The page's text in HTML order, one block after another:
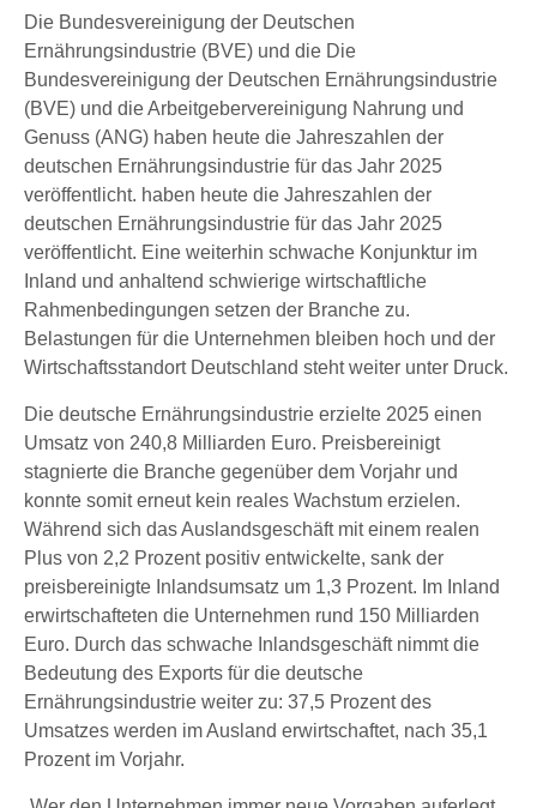
Die Bundesvereinigung der Deutschen
Ernährungsindustrie (BVE) und die Die
Bundesvereinigung der Deutschen Ernährungsindustrie
(BVE) und die Arbeitgebervereinigung Nahrung und
Genuss (ANG) haben heute die Jahreszahlen der
deutschen Ernährungsindustrie für das Jahr 2025
veröffentlicht. haben heute die Jahreszahlen der
deutschen Ernährungsindustrie für das Jahr 2025
veröffentlicht. Eine weiterhin schwache Konjunktur im
Inland und anhaltend schwierige wirtschaftliche
Rahmenbedingungen setzen der Branche zu.
Belastungen für die Unternehmen bleiben hoch und der
Wirtschaftsstandort Deutschland steht weiter unter Druck.
Die deutsche Ernährungsindustrie erzielte 2025 einen
Umsatz von 240,8 Milliarden Euro. Preisbereinigt
stagnierte die Branche gegenüber dem Vorjahr und
konnte somit erneut kein reales Wachstum erzielen.
Während sich das Auslandsgeschäft mit einem realen
Plus von 2,2 Prozent positiv entwickelte, sank der
preisbereinigte Inlandsumsatz um 1,3 Prozent. Im Inland
erwirtschafteten die Unternehmen rund 150 Milliarden
Euro. Durch das schwache Inlandsgeschäft nimmt die
Bedeutung des Exports für die deutsche
Ernährungsindustrie weiter zu: 37,5 Prozent des
Umsatzes werden im Ausland erwirtschaftet, nach 35,1
Prozent im Vorjahr.